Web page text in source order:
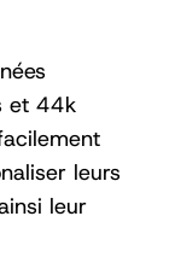
et 44k
leurs
leur